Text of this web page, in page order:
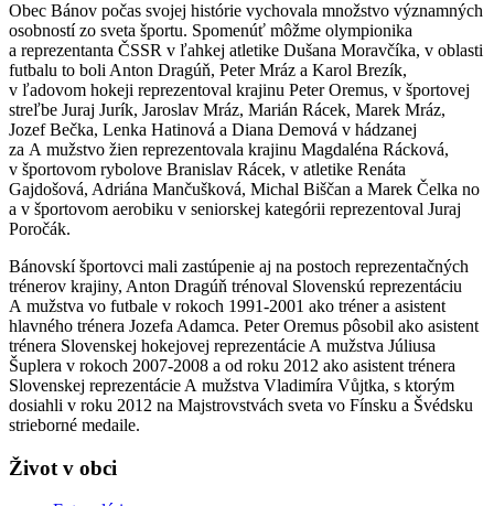
Obec Bánov počas svojej histórie vychovala množstvo významných
osobností zo sveta športu. Spomenúť môžme olympionika
a reprezentanta ČSSR v ľahkej atletike Dušana Moravčíka, v oblasti
futbalu to boli Anton Dragúň, Peter Mráz a Karol Brezík,
v ľadovom hokeji reprezentoval krajinu Peter Oremus, v športovej
streľbe Juraj Jurík, Jaroslav Mráz, Marián Rácek, Marek Mráz,
Jozef Bečka, Lenka Hatinová a Diana Demová v hádzanej
za A mužstvo žien reprezentovala krajinu Magdaléna Rácková,
v športovom rybolove Branislav Rácek, v atletike Renáta
Gajdošová, Adriána Mančušková, Michal Biščan a Marek Čelka no
a v športovom aerobiku v seniorskej kategórii reprezentoval Juraj
Poročák.
Bánovskí športovci mali zastúpenie aj na postoch reprezentačných
trénerov krajiny, Anton Dragúň trénoval Slovenskú reprezentáciu
A mužstva vo futbale v rokoch 1991-2001 ako tréner a asistent
hlavného trénera Jozefa Adamca. Peter Oremus pôsobil ako asistent
trénera Slovenskej hokejovej reprezentácie A mužstva Júliusa
Šuplera v rokoch 2007-2008 a od roku 2012 ako asistent trénera
Slovenskej reprezentácie A mužstva Vladimíra Vůjtka, s ktorým
dosiahli v roku 2012 na Majstrovstvách sveta vo Fínsku a Švédsku
strieborné medaile.
Život v obci